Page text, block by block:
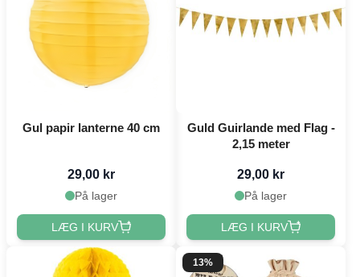
Gul papir lanterne 40 cm
29,00 kr
På lager
LÆG I KURV
Guld Guirlande med Flag -
2,15 meter
29,00 kr
På lager
LÆG I KURV
13%